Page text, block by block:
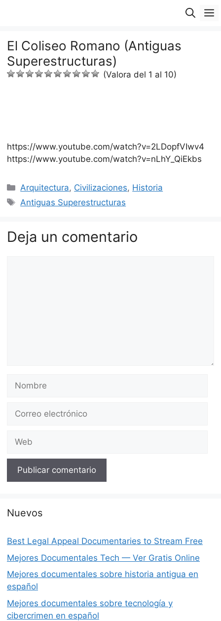
El Coliseo Romano (Antiguas
Superestructuras)
(Valora del 1 al 10)
https://www.youtube.com/watch?v=2LDopfVIwv4
https://www.youtube.com/watch?v=nLhY_QiEkbs
Categorías
Arquitectura, Civilizaciones, Historia
Etiquetas
Antiguas Superestructuras
Deja un comentario
Nombre
Correo
Web
Nuevos
Best Legal Appeal Documentaries to Stream Free
Mejores Documentales Tech — Ver Gratis Online
Mejores documentales sobre historia antigua en
español
Mejores documentales sobre tecnología y
cibercrimen en español